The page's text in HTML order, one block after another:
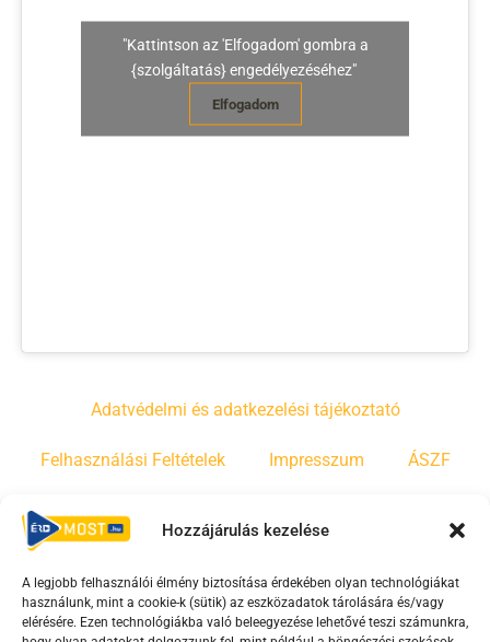
Hozzájárulás kezelése
A legjobb felhasználói élmény biztosítása érdekében olyan technológiákat
használunk, mint a cookie-k (sütik) az eszközadatok tárolására és/vagy
elérésére. Ezen technológiákba való beleegyezése lehetővé teszi számunkra,
"Kattintson az 'Elfogadom' gombra a
{szolgáltatás} engedélyezéséhez"
Elfogadom
Adatvédelmi és adatkezelési tájékoztató
Felhasználási Feltételek Impresszum ÁSZF
Irányelvek
F
a
Y
o
T
i